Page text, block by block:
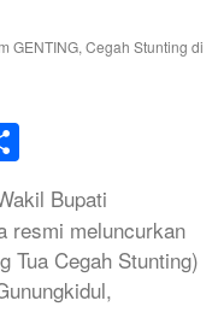
Bupati
resmi meluncurkan
Tua Cegah Stunting)